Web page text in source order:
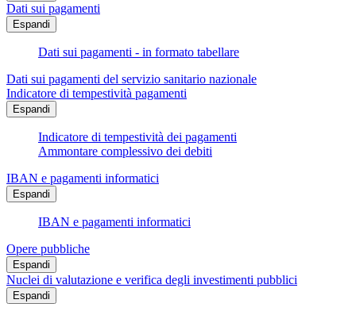
Dati sui pagamenti
Espandi
Dati sui pagamenti - in formato tabellare
Dati sui pagamenti del servizio sanitario nazionale
Indicatore di tempestività pagamenti
Espandi
Indicatore di tempestività dei pagamenti
Ammontare complessivo dei debiti
IBAN e pagamenti informatici
Espandi
IBAN e pagamenti informatici
Opere pubbliche
Espandi
Nuclei di valutazione e verifica degli investimenti pubblici
Espandi